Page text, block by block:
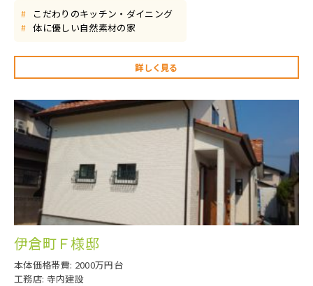
# こだわりのキッチン・ダイニング
# 体に優しい自然素材の家
詳しく見る
伊倉町Ｆ様邸
本体価格帯費: 2000万円台
工務店: 寺内建設